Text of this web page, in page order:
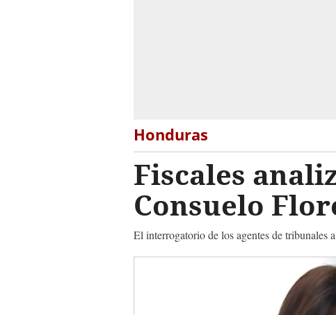
Honduras
Fiscales
Consuelo
El interrogatorio de los agentes de tribunales